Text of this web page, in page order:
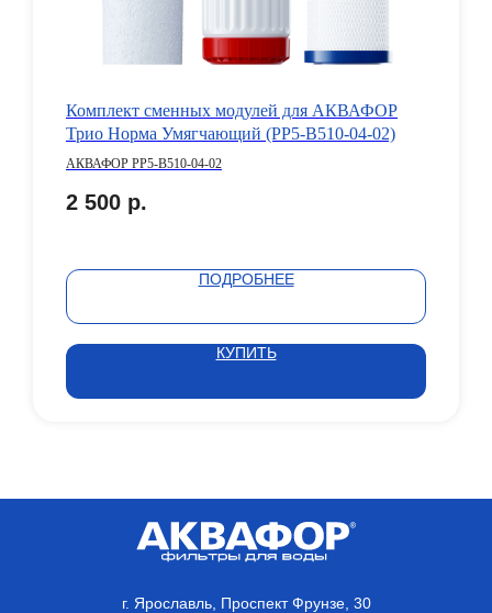
Комплект сменных модулей для АКВАФОР
Трио Норма Умягчающий (РР5-В510-04-02)
АКВАФОР РР5-В510-04-02
2 500 р.
ПОДРОБНЕЕ
КУПИТЬ
г. Ярославль, Проспект Фрунзе, 30